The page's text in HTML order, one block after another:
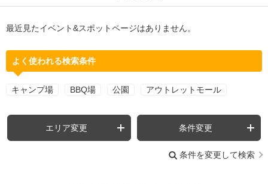
最近見たイベント&スポットページはありません。
よく使われる検索条件
キャンプ場 BBQ場 公園 アウトレットモール
エリア変更 条件変更
条件を変更して検索